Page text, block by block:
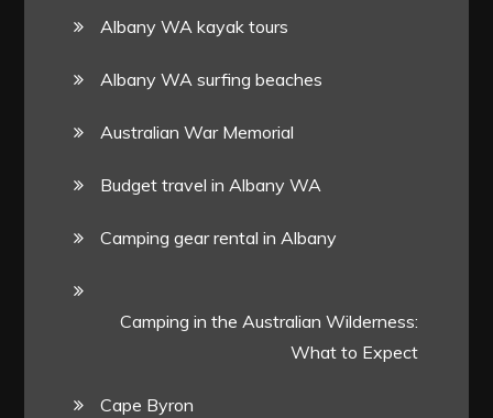
Albany WA kayak tours
Albany WA surfing beaches
Australian War Memorial
Budget travel in Albany WA
Camping gear rental in Albany
Camping in the Australian Wilderness:
What to Expect
Cape Byron